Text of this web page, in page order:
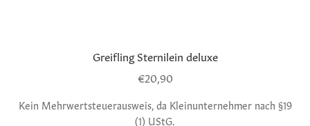
Greifling Sternilein deluxe
€20,90
Kein Mehrwertsteuerausweis, da Kleinunternehmer nach §19
(1) UStG.